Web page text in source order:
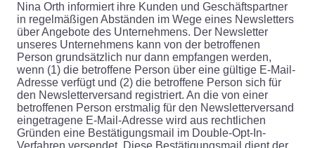
Nina Orth informiert ihre Kunden und Geschäftspartner
in regelmäßigen Abständen im Wege eines Newsletters
über Angebote des Unternehmens. Der Newsletter
unseres Unternehmens kann von der betroffenen
Person grundsätzlich nur dann empfangen werden,
wenn (1) die betroffene Person über eine gültige E-Mail-
Adresse verfügt und (2) die betroffene Person sich für
den Newsletterversand registriert. An die von einer
betroffenen Person erstmalig für den Newsletterversand
eingetragene E-Mail-Adresse wird aus rechtlichen
Gründen eine Bestätigungsmail im Double-Opt-In-
Verfahren versendet. Diese Bestätigungsmail dient der